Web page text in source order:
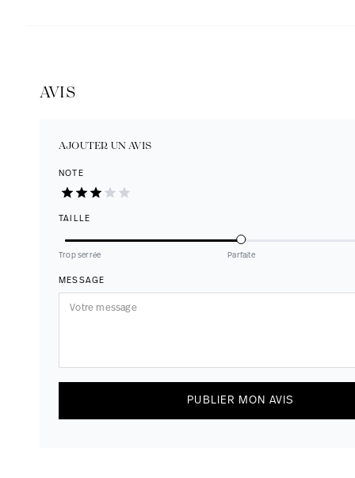
AVIS
AJOUTER UN AVIS
NOTE
TAILLE
Trop serrée Parfaite
MESSAGE
PUBLIER MON AVIS